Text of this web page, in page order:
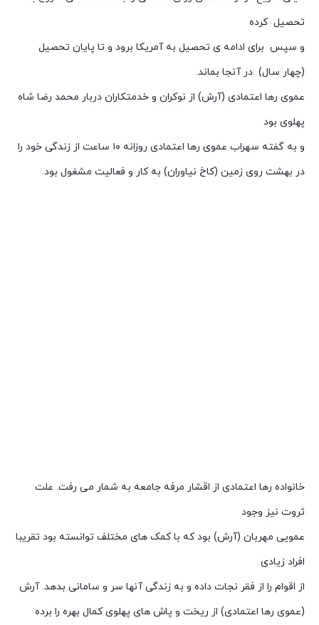
تحصیل کرده
و سپس برای ادامه ی تحصیل به آمریکا برود و تا پایان تحصیل
(چهار سال) در آنجا بماند.
عموی رها اعتمادی (آرش) از نوکران و خدمتکاران دربار محمد رضا شاه
پهلوی بود
و به گفته سهراب عموی رها اعتمادی روزانه ۱۰ ساعت از زندگی خود را
در بهشت روی زمین (کاخ نیاوران) به کار و فعالیت مشغول بود.
خانواده رها اعتمادی از اقشار مرفه جامعه به شمار می رفت. علت
ثروت نیز وجود
عمویی مهربان (آرش) بود که با کمک های مختلف توانسته بود تقریبا
افراد زیادی
از اقوام را از فقر نجات داده و به زندگی آنها سر و سامانی بدهد. آرش
(عموی رها اعتمادی) از ریخت و پاش های پهلوی کمال بهره را برده